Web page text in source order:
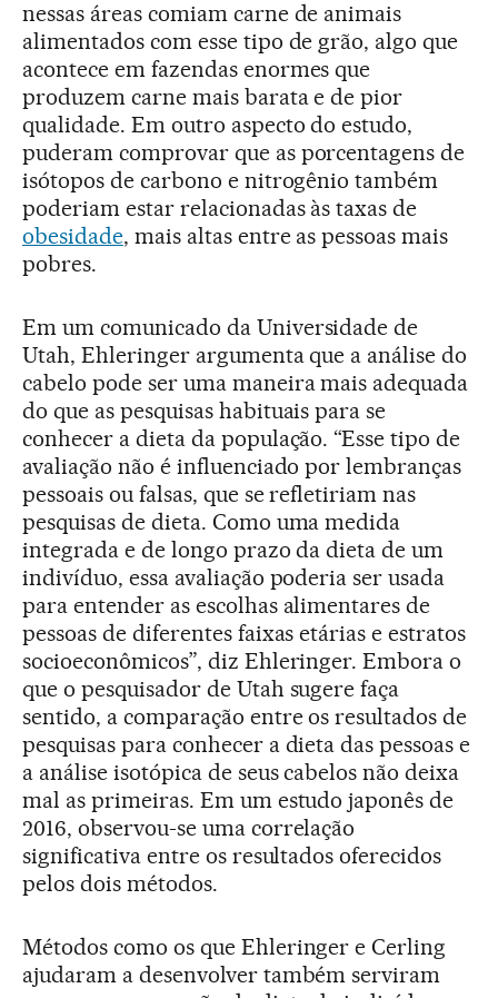
nessas áreas comiam carne de animais
alimentados com esse tipo de grão, algo que
acontece em fazendas enormes que
produzem carne mais barata e de pior
qualidade. Em outro aspecto do estudo,
puderam comprovar que as porcentagens de
isótopos de carbono e nitrogênio também
poderiam estar relacionadas às taxas de
obesidade, mais altas entre as pessoas mais
pobres.
Em um comunicado da Universidade de
Utah, Ehleringer argumenta que a análise do
cabelo pode ser uma maneira mais adequada
do que as pesquisas habituais para se
conhecer a dieta da população. “Esse tipo de
avaliação não é influenciado por lembranças
pessoais ou falsas, que se refletiriam nas
pesquisas de dieta. Como uma medida
integrada e de longo prazo da dieta de um
indivíduo, essa avaliação poderia ser usada
para entender as escolhas alimentares de
pessoas de diferentes faixas etárias e estratos
socioeconômicos”, diz Ehleringer. Embora o
que o pesquisador de Utah sugere faça
sentido, a comparação entre os resultados de
pesquisas para conhecer a dieta das pessoas e
a análise isotópica de seus cabelos não deixa
mal as primeiras. Em um estudo japonês de
2016, observou-se uma correlação
significativa entre os resultados oferecidos
pelos dois métodos.
Métodos como os que Ehleringer e Cerling
ajudaram a desenvolver também serviram